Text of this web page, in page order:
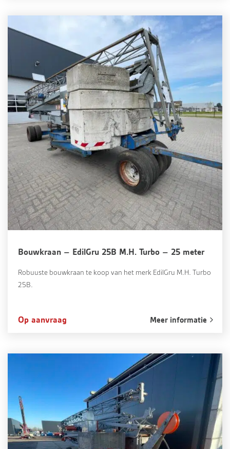
Bouwkraan – EdilGru 25B M.H. Turbo – 25 meter
Robuuste bouwkraan te koop van het merk EdilGru M.H. Turbo
25B.
Op aanvraag Meer informatie